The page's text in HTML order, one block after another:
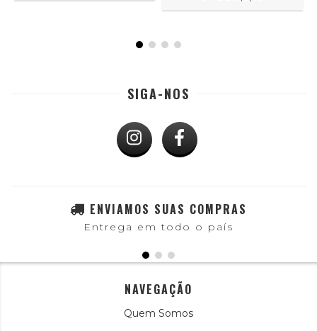
SIGA-NOS
ENVIAMOS SUAS COMPRAS
Entrega em todo o país
NAVEGAÇÃO
Quem Somos